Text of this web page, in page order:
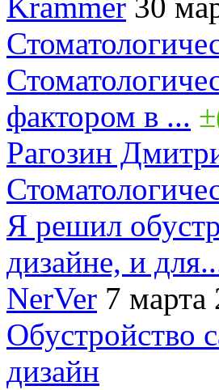
Krammer 30
фактором в ...
Рагозин
Я решил
дизайне, и
NerVer 7 марта
Обустройство
дизайн